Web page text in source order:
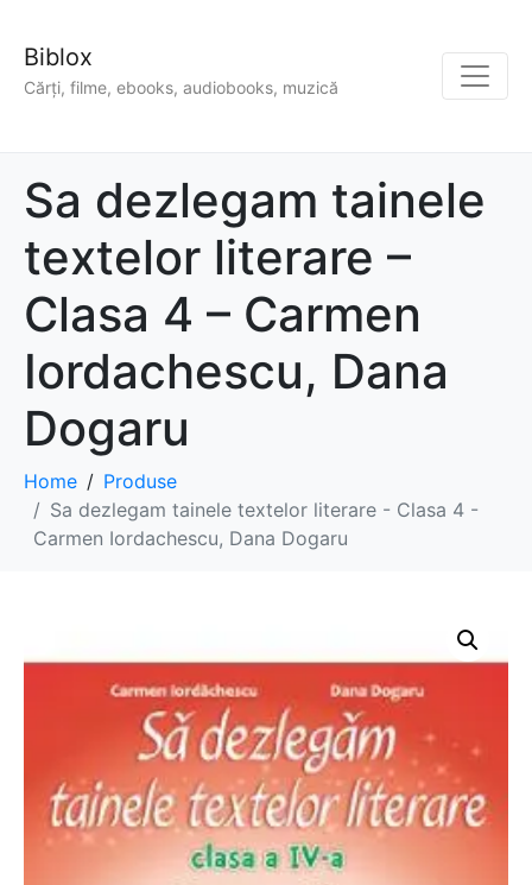
Biblox
Cărți, filme, ebooks, audiobooks, muzică
Sa dezlegam tainele
textelor literare –
Clasa 4 – Carmen
Iordachescu, Dana
Dogaru
Home
Produse
Sa dezlegam tainele textelor literare - Clasa 4 -
Carmen Iordachescu, Dana Dogaru